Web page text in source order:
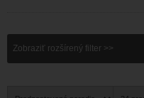
Zobraziť rozšírený filter >>